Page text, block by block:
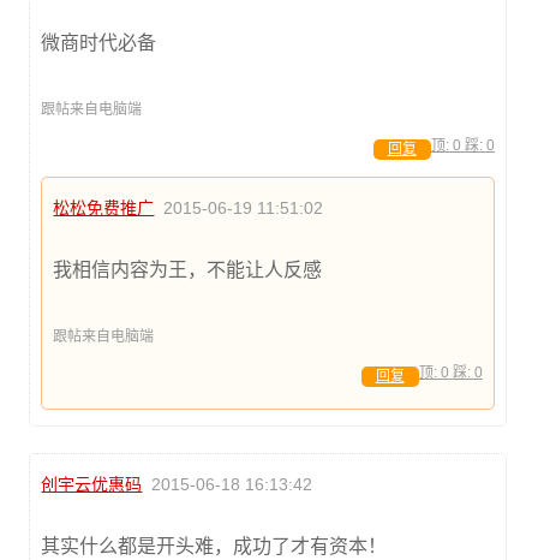
微商时代必备
跟帖来自电脑端
顶: 0 踩: 0
回复
松松免费推广 2015-06-19 11:51:02
我相信内容为王，不能让人反感
跟帖来自电脑端
顶: 0 踩: 0
回复
创宇云优惠码 2015-06-18 16:13:42
其实什么都是开头难，成功了才有资本！